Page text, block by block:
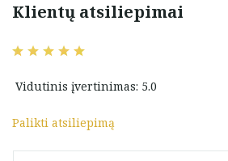
Klientų atsiliepimai
Vidutinis įvertinimas: 5.0
Palikti atsiliepimą